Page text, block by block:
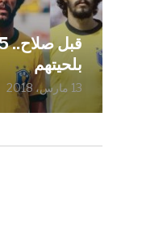
بلحيتهم
13 مارس، 2018